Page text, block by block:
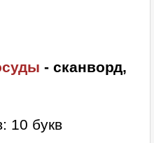
- сканворд,
10 букв